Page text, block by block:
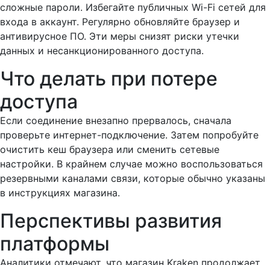
сложные пароли. Избегайте публичных Wi-Fi сетей для
входа в аккаунт. Регулярно обновляйте браузер и
антивирусное ПО. Эти меры снизят риски утечки
данных и несанкционированного доступа.
Что делать при потере
доступа
Если соединение внезапно прервалось, сначала
проверьте интернет-подключение. Затем попробуйте
очистить кеш браузера или сменить сетевые
настройки. В крайнем случае можно воспользоваться
резервными каналами связи, которые обычно указаны
в инструкциях магазина.
Перспективы развития
платформы